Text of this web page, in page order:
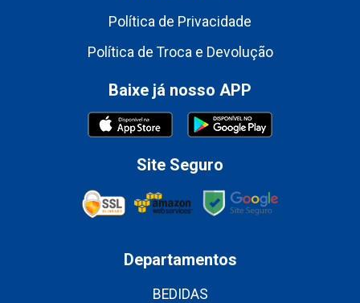
Política de Privacidade
Política de Troca e Devolução
Baixe já nosso APP
Site Seguro
Departamentos
BEDIDAS